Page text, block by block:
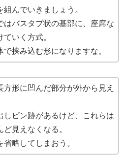
んでいきましょう。
はバスタブ状の基部に、座席な
いく方式。
で挟み込む形になりますな。
方形に凹んだ部分が外から見え
しピン跡があるけど、これらは
見えなくなる。
略してしまおう。